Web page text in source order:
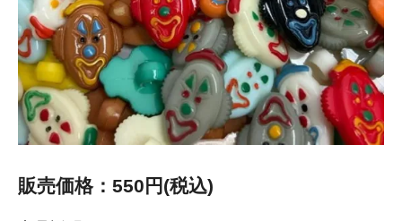
販売価格：550円(税込)